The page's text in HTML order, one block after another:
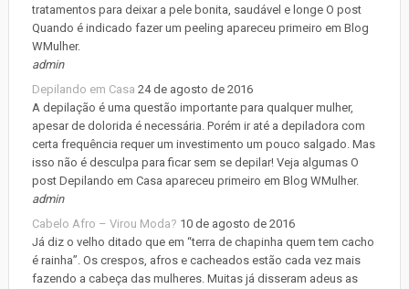
tratamentos para deixar a pele bonita, saudável e longe O post
Quando é indicado fazer um peeling apareceu primeiro em Blog
WMulher.
admin
Depilando em Casa 24 de agosto de 2016
A depilação é uma questão importante para qualquer mulher,
apesar de dolorida é necessária. Porém ir até a depiladora com
certa frequência requer um investimento um pouco salgado. Mas
isso não é desculpa para ficar sem se depilar! Veja algumas O
post Depilando em Casa apareceu primeiro em Blog WMulher.
admin
Cabelo Afro – Virou Moda? 10 de agosto de 2016
Já diz o velho ditado que em “terra de chapinha quem tem cacho
é rainha”. Os crespos, afros e cacheados estão cada vez mais
fazendo a cabeça das mulheres. Muitas já disseram adeus as